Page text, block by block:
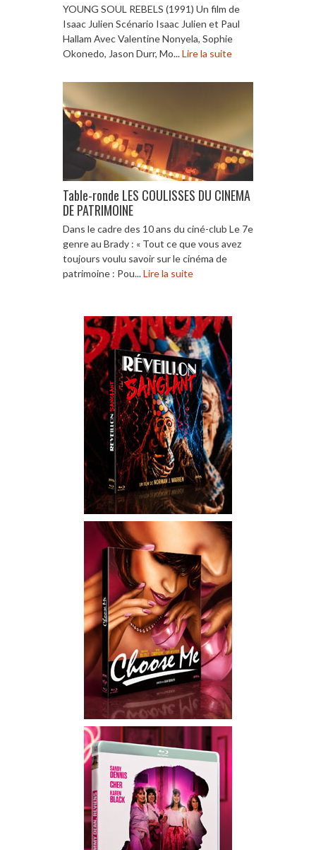
YOUNG SOUL REBELS (1991) Un film de
Isaac Julien Scénario Isaac Julien et Paul
Hallam Avec Valentine Nonyela, Sophie
Okonedo, Jason Durr, Mo...Lire la suite
Table-ronde LES COULISSES DU CINEMA
DE PATRIMOINE
Dans le cadre des 10 ans du ciné-club Le 7e
genre au Brady : « Tout ce que vous avez
toujours voulu savoir sur le cinéma de
patrimoine : Pou...Lire la suite